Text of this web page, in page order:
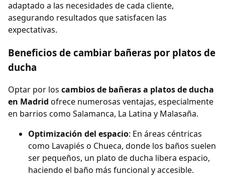
adaptado a las necesidades de cada cliente,
asegurando resultados que satisfacen las
expectativas.
Beneficios de cambiar bañeras por platos de
ducha
Optar por los cambios de bañeras a platos de ducha
en Madrid ofrece numerosas ventajas, especialmente
en barrios como Salamanca, La Latina y Malasaña.
Optimización del espacio: En áreas céntricas
como Lavapiés o Chueca, donde los baños suelen
ser pequeños, un plato de ducha libera espacio,
haciendo el baño más funcional y accesible.